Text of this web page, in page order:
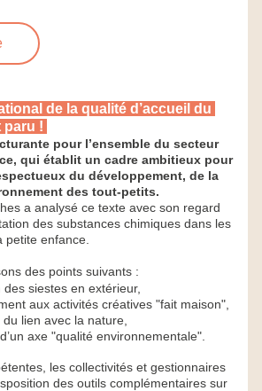
paru !
pour l’ensemble du secteur
qui établit un cadre ambitieux pour
du développement, de la
des tout-petits.
a analysé ce texte avec son regard
des substances chimiques dans les
petite enfance.
des points suivants :
des siestes en extérieur,
aux activités créatives "fait maison",
lien avec la nature,
axe "qualité environnementale".
les collectivités et gestionnaires
des outils complémentaires sur